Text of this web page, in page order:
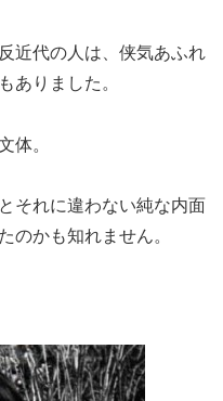
近代の人は、侠気あふれ
ありました。
体。
それに違わない純な内面
のかも知れません。